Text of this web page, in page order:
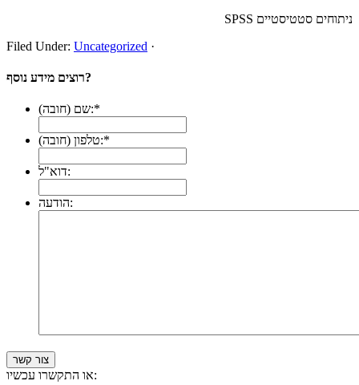
ניתוחים סטטיסטיים SPSS
Filed Under: Uncategorized ·
רוצים מידע נוסף?
שם (חובה):*
טלפון (חובה):*
דוא"ל:
הודעה:
או התקשרו עכשיו: